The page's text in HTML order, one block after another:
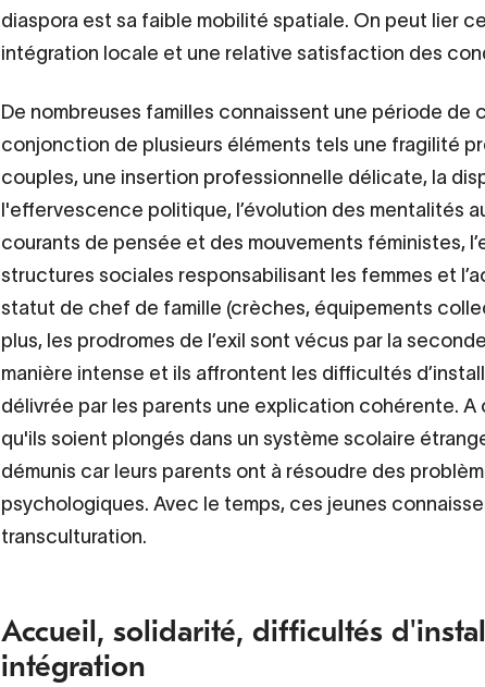
diaspora est sa faible mobilité spatiale. On peut lier
intégration locale et une relative satisfaction des
De nombreuses familles connaissent une période de
conjonction de plusieurs éléments tels une fragilité
couples, une insertion professionnelle délicate, la
l'effervescence politique, l’évolution des mentalités
courants de pensée et des mouvements féministes,
structures sociales responsabilisant les femmes et
statut de chef de famille (crèches, équipements
plus, les prodromes de l’exil sont vécus par la
manière intense et ils affrontent les difficultés
délivrée par les parents une explication cohérente.
qu'ils soient plongés dans un système scolaire
démunis car leurs parents ont à résoudre des
psychologiques. Avec le temps, ces jeunes
transculturation.
Accueil, solidarité, difficultés
intégration